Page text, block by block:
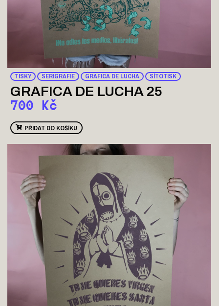
TISKY SERIGRAFIE GRAFICA DE LUCHA SÍTOTISK
GRAFICA DE LUCHA 25
700 Kč
PŘIDAT DO KOŠÍKU